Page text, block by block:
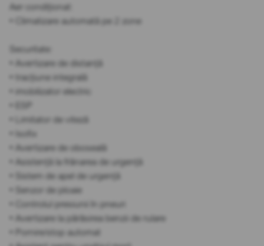
Aer condiționat:
• Climatizare automată pe 2 zone
Securitate:
• Avertizare de distanță
• tracțiune integrală
• imobilizator electric
• Limitator de viteză
• Isofix
• Avertizare de oboseală
• Asistență la frânarea de urgență
• Sistem de apel de urgență
• Senzor de ploaie
• Controlul presiunii în pneuri
• Avertizare la părăsirea benzii de rulare
• Pornire/stop automat